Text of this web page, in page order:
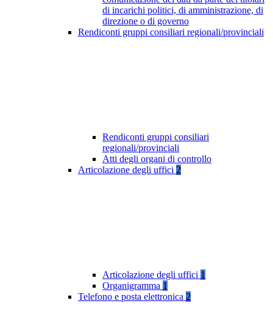
di incarichi politici, di amministrazione, di
direzione o di governo
Rendiconti gruppi consiliari regionali/provinciali
Rendiconti gruppi consiliari
regionali/provinciali
Atti degli organi di controllo
Articolazione degli uffici 2
Articolazione degli uffici 1
Organigramma 1
Telefono e posta elettronica 2